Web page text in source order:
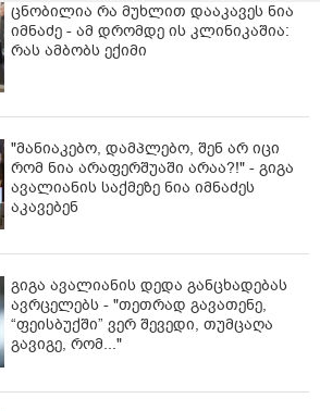
ცნობილია რა მუხლით დააკავეს ნია
იმნაძე - ამ დრომდე ის კლინიკაშია:
რას ამბობს ექიმი
"მანიაკებო, დამპლებო, შენ არ იცი
რომ ნია არაფერშუაში არაა?!" - გიგა
ავალიანის საქმეზე ნია იმნაძეს
აკავებენ
გიგა ავალიანის დედა განცხადებას
ავრცელებს - "თეთრად გავათენე,
“ფეისბუქში” ვერ შევედი, თუმცაღა
გავიგე, რომ..."